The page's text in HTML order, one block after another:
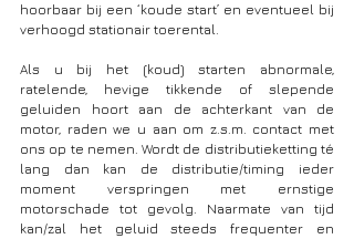
hoorbaar bij een ‘koude start’ en eventueel bij
verhoogd stationair toerental.
Als u bij het (koud) starten abnormale,
ratelende, hevige tikkende of slepende
geluiden hoort aan de achterkant van de
motor, raden we u aan om z.s.m. contact met
ons op te nemen. Wordt de distributieketting té
lang dan kan de distributie/timing ieder
moment verspringen met ernstige
motorschade tot gevolg. Naarmate van tijd
kan/zal het geluid steeds frequenter en